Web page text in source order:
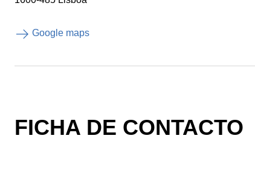
Google maps
FICHA DE CONTACTO